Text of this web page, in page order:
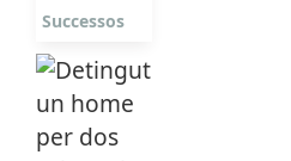
Successos